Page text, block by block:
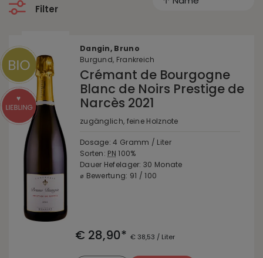
Filter
Dangin, Bruno
Burgund, Frankreich
Crémant de Bourgogne
Blanc de Noirs Prestige de
Narcès 2021
zugänglich, feine Holznote
Dosage: 4 Gramm / Liter
Sorten: PN 100%
Dauer Hefelager: 30 Monate
⌀ Bewertung: 91 / 100
€ 28,90* € 38,53 / Liter